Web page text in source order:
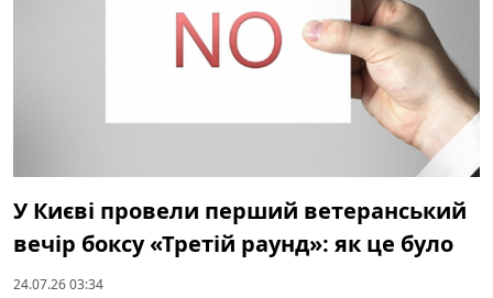
У Києві провели перший ветеранський
вечір боксу «Третій раунд»: як це було
24.07.26 03:34